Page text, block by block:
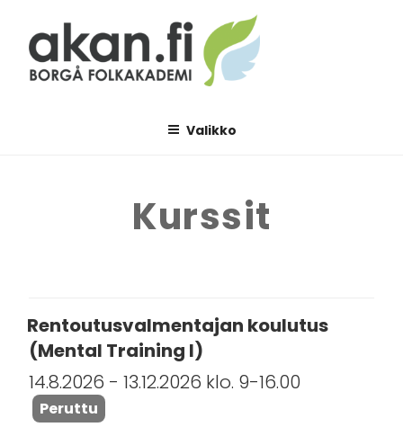
sisältöön
Valikko
Kurssit
Rentoutusvalmentajan koulutus
(Mental Training I)
14.8.2026 - 13.12.2026 klo. 9-16.00
Peruttu